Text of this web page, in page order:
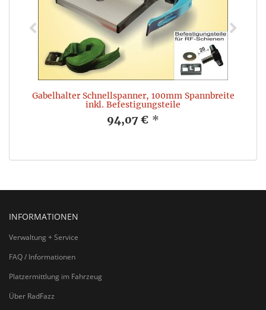
Gabelhalter Schnellspanner, 100mm Spannbreite
inkl. Befestigungsteile
94,07 € *
INFORMATIONEN
Verwaltung + Service
FAQ / Informationen
Platzermittlung im Fahrzeug
Über RadFazz